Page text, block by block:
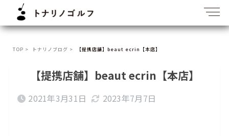
TOP > トナリノブログ > 【提携店舗】beaut ecrin【本店】
【提携店舗】beaut ecrin【本店】
2021年3月31日 2023年7月7日